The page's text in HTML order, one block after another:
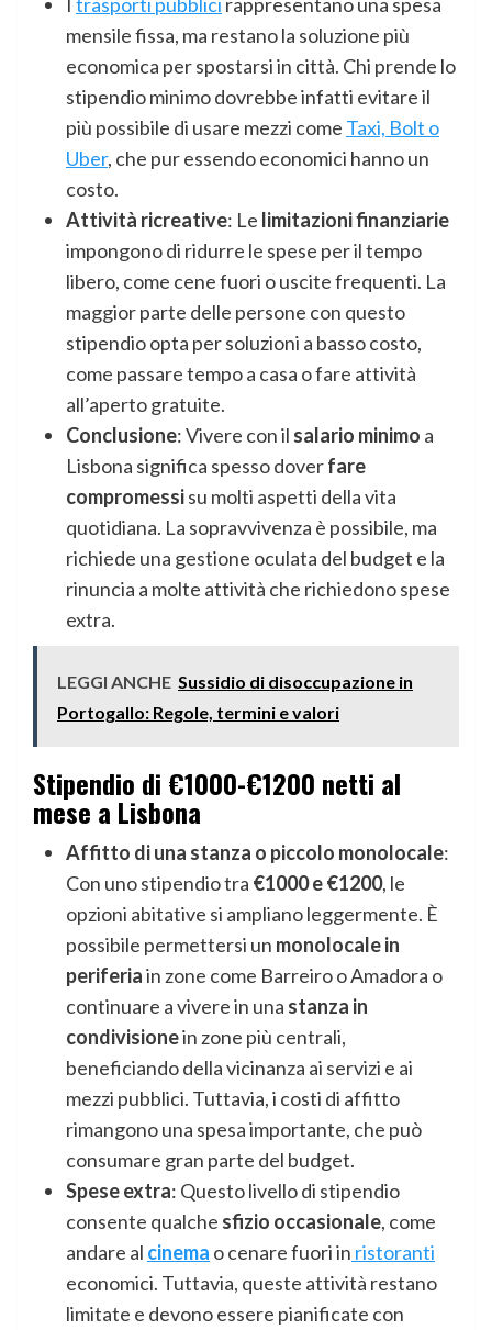
mensile fissa, ma restano la soluzione più
economica per spostarsi in città. Chi prende lo
stipendio minimo dovrebbe infatti evitare il
più possibile di usare mezzi come Taxi, Bolt o
Uber, che pur essendo economici hanno un
costo.
Attività ricreative: Le limitazioni finanziarie
impongono di ridurre le spese per il tempo
libero, come cene fuori o uscite frequenti. La
maggior parte delle persone con questo
stipendio opta per soluzioni a basso costo,
come passare tempo a casa o fare attività
all’aperto gratuite.
Conclusione: Vivere con il salario minimo a
Lisbona significa spesso doverfare
compromessisu molti aspetti della vita
quotidiana. La sopravvivenza è possibile, ma
richiede una gestione oculata del budget e la
rinuncia a molte attività che richiedono spese
extra.
LEGGI ANCHE Sussidio di disoccupazione in
Portogallo: Regole, termini e valori
Stipendio di €1000-€1200 netti al
mese a Lisbona
Affitto di una stanza o piccolo monolocale:
Con uno stipendio tra €1000 e €1200, le
opzioni abitative si ampliano leggermente. È
possibile permettersi un monolocale in
periferiain zone come Barreiro o Amadora o
continuare a vivere in una stanza in
condivisionein zone più centrali,
beneficiando della vicinanza ai servizi e ai
mezzi pubblici. Tuttavia, i costi di affitto
rimangono una spesa importante, che può
consumare gran parte del budget.
Spese extra: Questo livello di stipendio
consente qualche sfizio occasionale, come
andare al cinema o cenare fuori in ristoranti
economici. Tuttavia, queste attività restano
limitate e devono essere pianificate con